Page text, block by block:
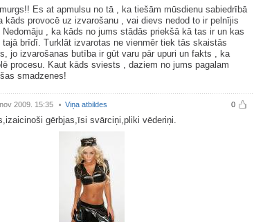
Es at apmulsu no tā , ka tiešām mūsdienu sabiedrībā
kāds provocē uz izvarošanu , vai dievs nedod to ir pelnījis
, ka kāds no jums stādās priekšā kā tas ir un kas
tajā brīdī. Turklāt izvarotas ne vienmēr tiek tās skaistās
jo izvarošanas butība ir gūt varu pār upuri un fakts , ka
procesu. Kaut kāds sviests , daziem no jums pagalam
smadzenes!
0
2009. 15:35 Viņa atbildes
gērbjas,īsi svārciņi,pliki vēderiņi.